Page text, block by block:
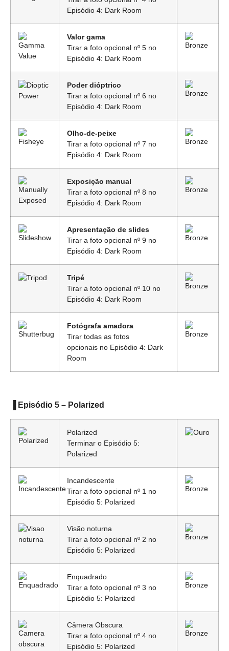
Episódio 4: Dark Room
Valor gama
Tirar a foto opcional nº 5 no
Episódio 4: Dark Room
Poder dióptrico
Tirar a foto opcional nº 6 no
Episódio 4: Dark Room
Olho-de-peixe
Tirar a foto opcional nº 7 no
Episódio 4: Dark Room
Exposição manual
Tirar a foto opcional nº 8 no
Episódio 4: Dark Room
Apresentação de slides
Tirar a foto opcional nº 9 no
Episódio 4: Dark Room
Tripé
Tirar a foto opcional nº 10 no
Episódio 4: Dark Room
Fotógrafa amadora
Tirar todas as fotos
opcionais no Episódio 4: Dark
Room
▐ Episódio 5 – Polarized
Polarized
Terminar o Episódio 5:
Polarized
Incandescente
Tirar a foto opcional nº 1 no
Episódio 5: Polarized
Visão noturna
Tirar a foto opcional nº 2 no
Episódio 5: Polarized
Enquadrado
Tirar a foto opcional nº 3 no
Episódio 5: Polarized
Câmera Obscura
Tirar a foto opcional nº 4 no
Episódio 5: Polarized